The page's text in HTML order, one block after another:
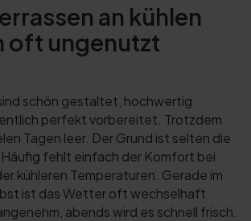
an kühlen
oft ungenutzt
schön gestaltet, hochwertig
perfekt vorbereitet. Trotzdem
Tagen leer. Der Grund ist selten die
fehlt einfach der Komfort bei
kühleren Temperaturen. Gerade im
ist das Wetter oft wechselhaft.
abends wird es schnell frisch.